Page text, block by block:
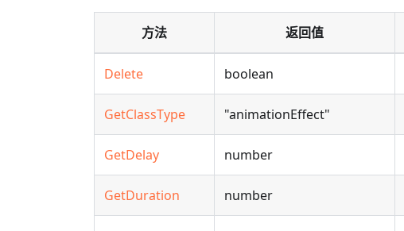
方法 返回值
Delete boolean
GetClassType "animationEffect"
GetDelay number
GetDuration number